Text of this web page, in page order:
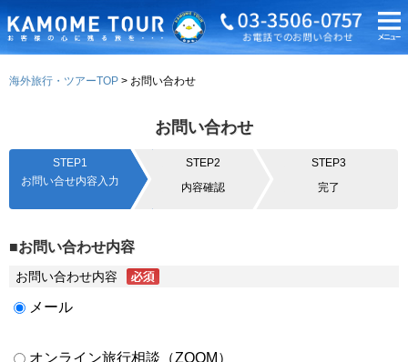
海外旅行・ツアーTOP お問い合わせ
お問い合わせ
STEP1
お問い合せ内容入力
STEP2
内容確認
STEP3
完了
■お問い合わせ内容
お問い合わせ内容
メール
オンライン旅行相談（ZOOM）